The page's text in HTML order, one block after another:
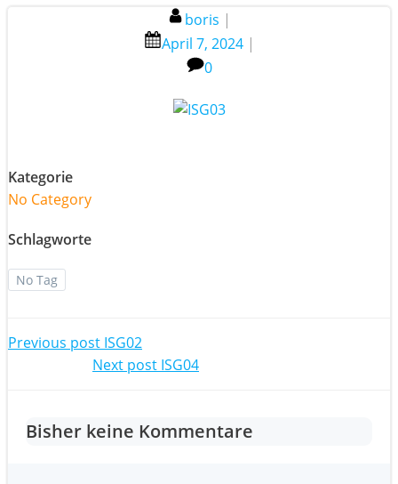
boris |
April 7, 2024 |
0
Kategorie
No Category
Schlagworte
No Tag
Post
Previous post ISG02
navigation
Next post ISG04
Bisher keine Kommentare